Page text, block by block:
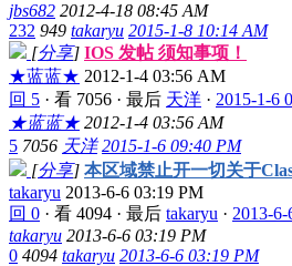
jbs682 2012-4-18 08:45 AM
232 949 takaryu 2015-1-8 10:14 AM
[分享] IOS 发帖 须知事项！
★蓝蓝★ 2012-1-4 03:56 AM
回 5 · 看 7056 · 最后 天洋 · 2015-1-6
★蓝蓝★ 2012-1-4 03:56 AM
5 7056 天洋 2015-1-6 09:40 PM
[分享] 本区域禁止开一切关于
takaryu 2013-6-6 03:19 PM
回 0 · 看 4094 · 最后 takaryu · 2013-
takaryu 2013-6-6 03:19 PM
0 4094 takaryu 2013-6-6 03:19 PM